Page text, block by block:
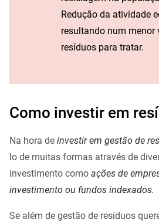
Redução da atividade
resultando num menor
resíduos para tratar.
Como investir em
Na hora de investir em gestão de
lo de muitas formas através de
investimento como ações de
investimento ou fundos indexados.
Se além de gestão de resíduos